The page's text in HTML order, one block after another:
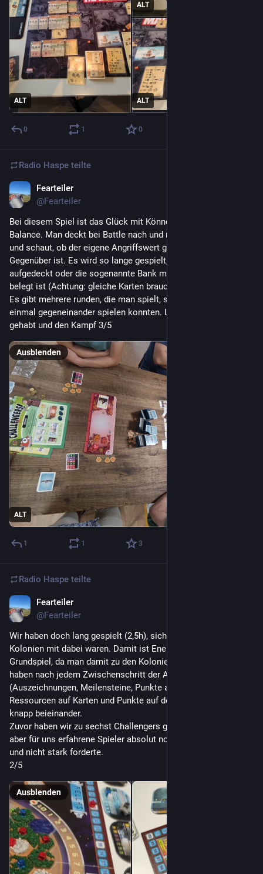
ALT
ALT
ALT
0 1 0
Radio Haspe teilte
Fearteiler
@Fearteiler
Bei diesem Spiel ist das Glück mit Können in vernünftiger
Balance. Man deckt bei Battle nach und nach die Karten auf
und schaut, ob der eigene Angriffswert größer oder gleich des
Gegenüber ist. Es wird so lange gespielt, bis alle Karten
aufgedeckt oder die sogenannte Bank mit allen 6 Plätzen
belegt ist (Achtung: gleiche Karten brauchen nur einen Platz).
Es gibt mehrere runden, die man spielt, so dass alle Spieler
einmal gegeneinander spielen konnten. Leider zwei mal Pech
gehabt und den Kampf 3/5
ALT
Ausblenden
1 1 3
Radio Haspe teilte
Fearteiler
@Fearteiler
Wir haben doch lang gespielt (2,5h), sicherlich weil die
Kolonien mit dabei waren. Damit ist Energie wertvoller als im
Grundspiel, da man damit zu den Kolonien fliegen kann. Wir
haben nach jedem Zwischenschritt der Abrechnung
(Auszeichnungen, Meilensteine, Punkte auf Karten,
Ressourcen auf Karten und Punkte auf dem Brett) immer
knapp beieinander.
Zuvor haben wir zu sechst Challengers gespielt. Ganz nett,
aber für uns erfahrene Spieler absolut normale Kost, welche
und nicht stark forderte.
2/5
Ausblenden